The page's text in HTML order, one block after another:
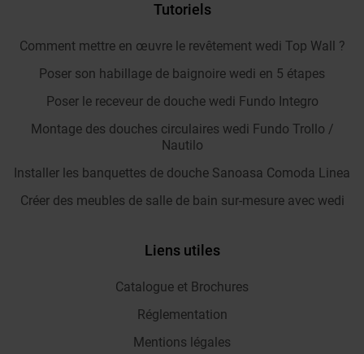
Tutoriels
Comment mettre en œuvre le revêtement wedi Top Wall ?
Poser son habillage de baignoire wedi en 5 étapes
Poser le receveur de douche wedi Fundo Integro
Montage des douches circulaires wedi Fundo Trollo /
Nautilo
Installer les banquettes de douche Sanoasa Comoda Linea
Créer des meubles de salle de bain sur-mesure avec wedi
Liens utiles
Catalogue et Brochures
Réglementation
Mentions légales